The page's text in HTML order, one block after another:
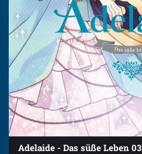
Adelaide - Das süße Leben 03